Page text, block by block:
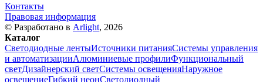
Контакты
Правовая информация
© Разработано в Arlight, 2026
Каталог
Светодиодные лентыИсточники питанияСистемы управления
и автоматизацииАлюминиевые профилиФункциональный
светДизайнерский светСистемы освещенияНаружное
освещениеГибкий неонСветодиодный